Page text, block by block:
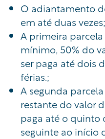
O adiantamento
em até duas vezes;
A primeira
mínimo, 50% do
ser paga até dois
férias.;
A segunda
restante do valor
paga até o quinto
seguinte ao início